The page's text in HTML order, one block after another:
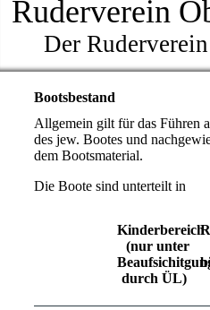
Ruderverein
Der
Bootsbestand
Allgemein gilt für das Führen
des jew. Bootes und
dem Bootsmaterial.
Die Boote sind unterteilt in
Kinderbereich
(nur unter
durch ÜL)